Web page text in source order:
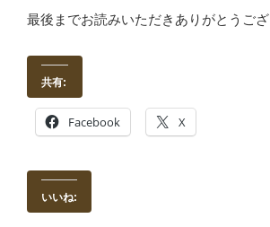
最後までお読みいただきありがとうござ
共有:
Facebook X
いいね: